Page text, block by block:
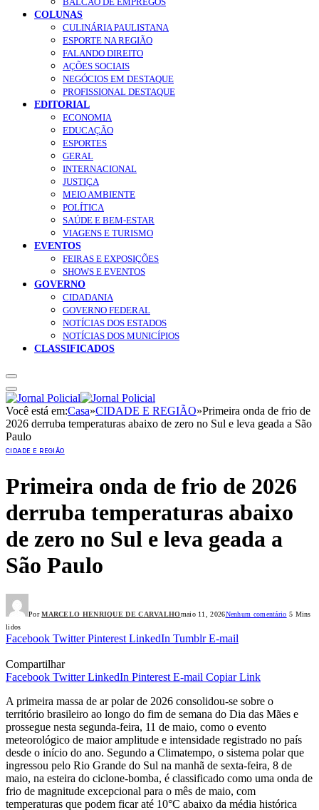
COLUNAS
CULINÁRIA PAULISTANA
ESPORTE NA REGIÃO
FALANDO DIREITO
AÇÕES SOCIAIS
NEGÓCIOS EM DESTAQUE
PROFISSIONAL DESTAQUE
EDITORIAL
ECONOMIA
EDUCAÇÃO
ESPORTES
GERAL
INTERNACIONAL
JUSTIÇA
MEIO AMBIENTE
POLÍTICA
SAÚDE E BEM-ESTAR
VIAGENS E TURISMO
EVENTOS
FEIRAS E EXPOSIÇÕES
SHOWS E EVENTOS
GOVERNO
CIDADANIA
GOVERNO FEDERAL
NOTÍCIAS DOS ESTADOS
NOTÍCIAS DOS MUNICÍPIOS
CLASSIFICADOS
Você está em:Casa»CIDADE E REGIÃO»Primeira onda de frio de
2026 derruba temperaturas abaixo de zero no Sul e leva geada a São
Paulo
CIDADE E REGIÃO
Primeira onda de frio de 2026
derruba temperaturas abaixo
de zero no Sul e leva geada a
São Paulo
Por MARCELO HENRIQUE DE CARVALHOmaio 11, 2026Nenhum comentário 5 Mins
lidos
Facebook Twitter Pinterest LinkedIn Tumblr E-mail
Compartilhar
Facebook Twitter LinkedIn Pinterest E-mail Copiar Link
A primeira massa de ar polar de 2026 consolidou-se sobre o
território brasileiro ao longo do fim de semana do Dia das Mães e
prossegue nesta segunda-feira, 11 de maio, como o evento
meteorológico de maior amplitude e intensidade registrado no país
desde o início do ano. Segundo a Climatempo, o sistema polar que
ingressou pelo Rio Grande do Sul na manhã de sexta-feira, 8 de
maio, na esteira do ciclone-bomba, é classificado como uma onda de
frio de magnitude excepcional para o mês de maio, com
temperaturas que podem ficar até 10°C abaixo da média histórica